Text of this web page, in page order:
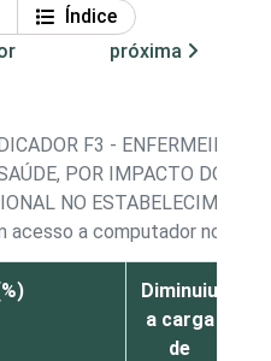
Índice
próxima
F3 - ENFERMEIROS
POR IMPACTO DO
NO ESTABELECIMENTO
acesso a computador no
Diminuiu
a carga
de